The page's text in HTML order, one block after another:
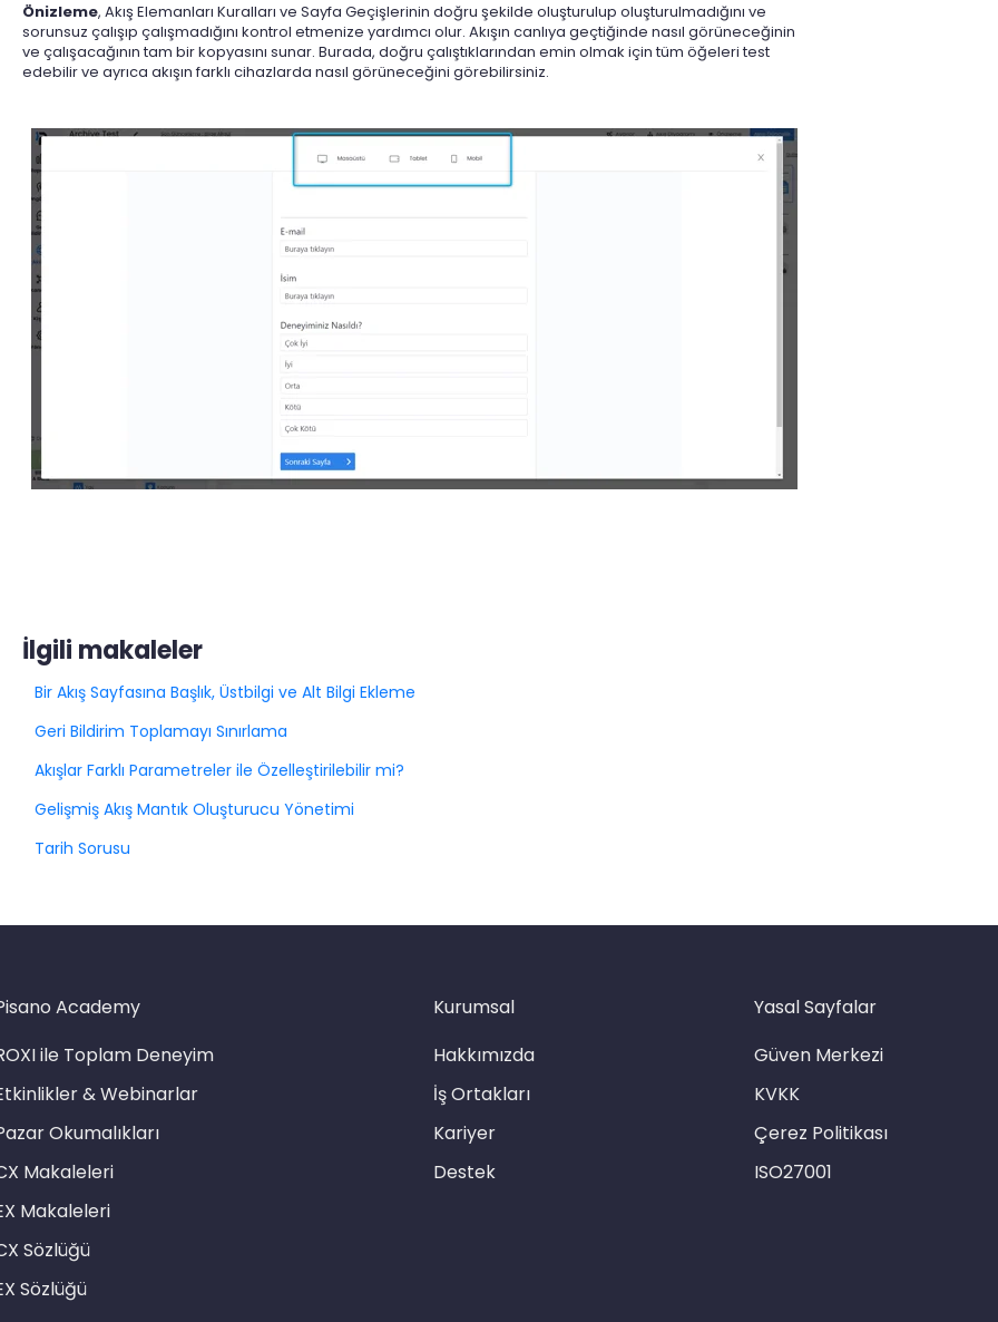
Önizleme, Akış Elemanları Kuralları ve Sayfa Geçişlerinin doğru şekilde oluşturulup oluşturulmadığını ve
sorunsuz çalışıp çalışmadığını kontrol etmenize yardımcı olur. Akışın canlıya geçtiğinde nasıl görüneceğinin
ve çalışacağının tam bir kopyasını sunar. Burada, doğru çalıştıklarından emin olmak için tüm öğeleri test
edebilir ve ayrıca akışın farklı cihazlarda nasıl görüneceğini görebilirsiniz.
İlgili makaleler
Bir Akış Sayfasına Başlık, Üstbilgi ve Alt Bilgi Ekleme
Geri Bildirim Toplamayı Sınırlama
Akışlar Farklı Parametreler ile Özelleştirilebilir mi?
Gelişmiş Akış Mantık Oluşturucu Yönetimi
Tarih Sorusu
Academy
ile Toplam Deneyim
& Webinarlar
Okumalıkları
Makaleleri
Makaleleri
Sözlüğü
Sözlüğü
Kurumsal
Hakkımızda
İş Ortakları
Kariyer
Destek
Yasal Sayfalar
Güven Merkezi
KVKK
Çerez Politikası
ISO27001